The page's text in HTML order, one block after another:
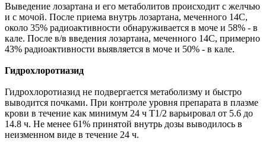
Выведение лозартана и его метаболитов происходит с желчью
и с мочой. После приема внутрь лозартана, меченного 14C,
около 35% радиоактивности обнаруживается в моче и 58% - в
кале. После в/в введения лозартана, меченного 14C, примерно
43% радиоактивности выявляется в моче и 50% - в кале.
Гидрохлоротиазид
Гидрохлоротиазид не подвергается метаболизму и быстро
выводится почками. При контроле уровня препарата в плазме
крови в течение как минимум 24 ч T1/2 варьировал от 5.6 до
14.8 ч. Не менее 61% принятой внутрь дозы выводилось в
неизменном виде в течение 24 ч.